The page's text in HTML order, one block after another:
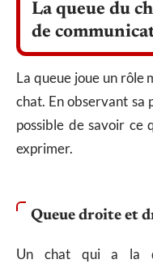
La queue du
de
La queue joue un rôle
chat. En observant sa
possible de savoir ce
exprimer.
Queue droite et
Un chat qui a la